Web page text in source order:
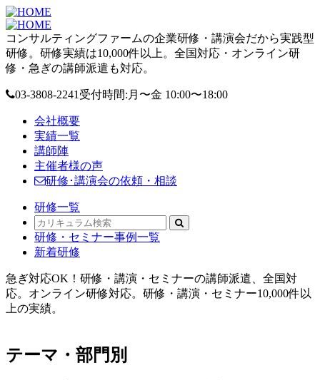
コンサルティングファームの企業研修・講演会だから実践型
研修。研修実績は10,000件以上。全国対応・オンライン研
修・急ぎの講師派遣も対応。
03-3808-2241 受付時間:月〜金 10:00〜18:00
会社概要
実績一覧
講師陣
主催者様の声
研修･講演会の依頼・相談
研修一覧
研修・セミナー事例一覧
新着研修
急ぎ対応OK！研修・講演・セミナーの講師派遣、全国対
応。オンライン研修対応。研修・講演・セミナー10,000件以
上の実績。
テーマ・部門別